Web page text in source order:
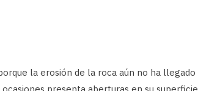
la erosión de la roca aún no ha llegado